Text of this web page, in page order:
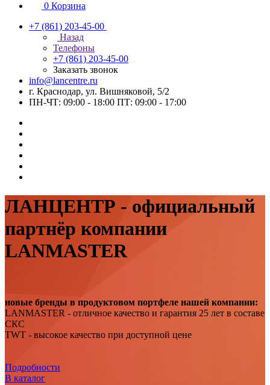
0 Корзина
+7 (861) 203-45-00
Назад
Телефоны
+7 (861) 203-45-00
Заказать звонок
info@lancentre.ru
г. Краснодар, ул. Вишняковой, 5/2
ПН-ЧТ: 09:00 - 18:00 ПТ: 09:00 - 17:00
ЛАНЦЕНТР - официальный
партнёр компании
LANMASTER
новые бренды в продуктовом портфеле нашей компании:
LANMASTER - отличное качество и гарантия 25 лет в составе
СКС
TWT - высокое качество при доступной цене
Подробности
В каталог